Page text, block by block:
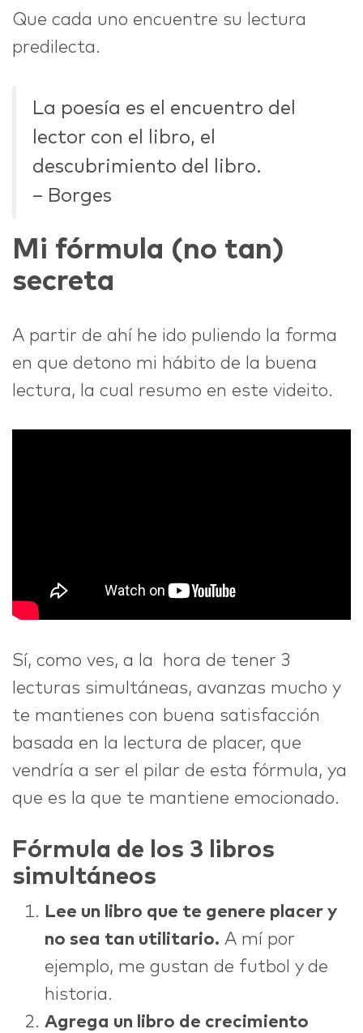
Que cada uno encuentre su lectura
predilecta.
La poesía es el encuentro del
lector con el libro, el
descubrimiento del libro.
– Borges
Mi fórmula (no tan)
secreta
A partir de ahí he ido puliendo la forma
en que detono mi hábito de la buena
lectura, la cual resumo en este videito.
Sí, como ves, a la hora de tener 3
lecturas simultáneas, avanzas mucho y
te mantienes con buena satisfacción
basada en la lectura de placer, que
vendría a ser el pilar de esta fórmula, ya
que es la que te mantiene emocionado.
Fórmula de los 3 libros
simultáneos
Lee un libro que te genere placer y
no sea tan utilitario. A mí por
ejemplo, me gustan de futbol y de
historia.
Agrega un libro de crecimiento